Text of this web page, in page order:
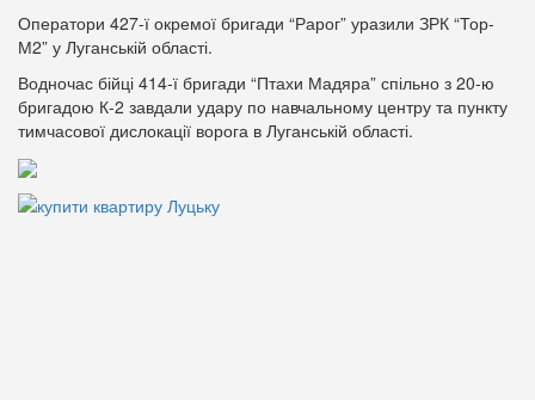
Оператори 427-ї окремої бригади “Рарог” уразили ЗРК “Тор-
М2” у Луганській області.
Водночас бійці 414-ї бригади “Птахи Мадяра” спільно з 20-ю
бригадою К-2 завдали удару по навчальному центру та пункту
тимчасової дислокації ворога в Луганській області.